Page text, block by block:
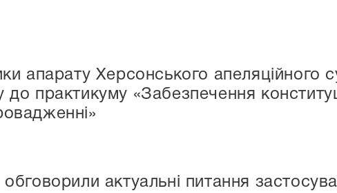
апарату Херсонського апеляційного
до практикуму «Забезпечення
обговорили актуальні питання